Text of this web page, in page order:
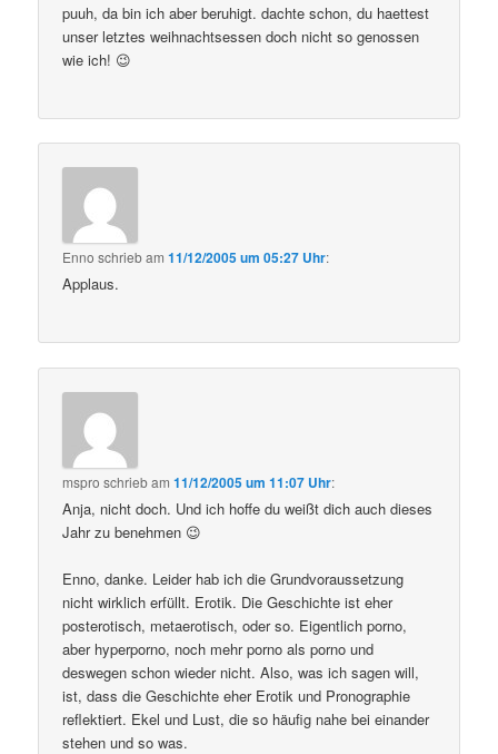
puuh, da bin ich aber beruhigt. dachte schon, du haettest
unser letztes weihnachtsessen doch nicht so genossen
wie ich! 😉
Enno schriebam11/12/2005 um 05:27 Uhr:
Applaus.
mspro schriebam11/12/2005 um 11:07 Uhr:
Anja, nicht doch. Und ich hoffe du weißt dich auch dieses
Jahr zu benehmen 😉
Enno, danke. Leider hab ich die Grundvoraussetzung
nicht wirklich erfüllt. Erotik. Die Geschichte ist eher
posterotisch, metaerotisch, oder so. Eigentlich porno,
aber hyperporno, noch mehr porno als porno und
deswegen schon wieder nicht. Also, was ich sagen will,
ist, dass die Geschichte eher Erotik und Pronographie
reflektiert. Ekel und Lust, die so häufig nahe bei einander
stehen und so was.